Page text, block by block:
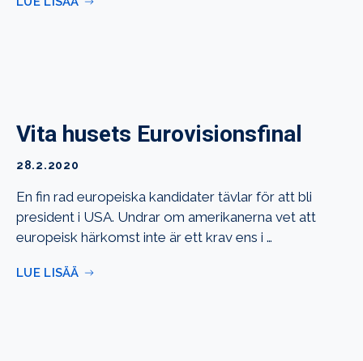
Vita husets Eurovisionsfinal
28.2.2020
En fin rad europeiska kandidater tävlar för att bli
president i USA. Undrar om amerikanerna vet att
europeisk härkomst inte är ett krav ens i …
LUE LISÄÄ